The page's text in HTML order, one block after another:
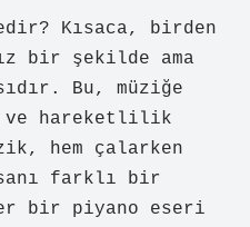
Kısaca, birden
bir şekilde ama
Bu, müziğe
hareketlilik
hem çalarken
farklı bir
bir piyano eseri